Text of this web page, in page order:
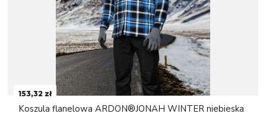
153,32 zł
Koszula flanelowa ARDON®JONAH WINTER niebieska